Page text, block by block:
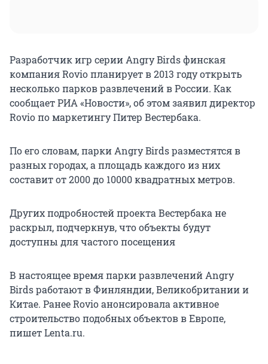
Разработчик игр серии Angry Birds финская
компания Rovio планирует в 2013 году открыть
несколько парков развлечений в России. Как
сообщает РИА «Новости», об этом заявил директор
Rovio по маркетингу Питер Вестербака.
По его словам, парки Angry Birds разместятся в
разных городах, а площадь каждого из них
составит от 2000 до 10000 квадратных метров.
Других подробностей проекта Вестербака не
раскрыл, подчеркнув, что объекты будут
доступны для частого посещения
В настоящее время парки развлечений Angry
Birds работают в Финляндии, Великобритании и
Китае. Ранее Rovio анонсировала активное
строительство подобных объектов в Европе,
пишет Lenta.ru.